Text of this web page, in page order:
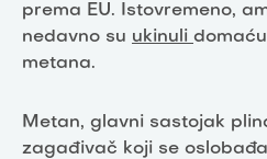
prema EU. Istovremeno,
nedavno su ukinuli
metana.
Metan, glavni sastojak
zagađivač koji se